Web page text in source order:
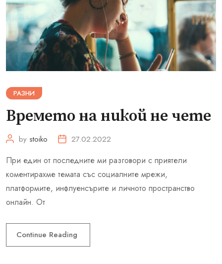
РАЗНИ
Времето на никой не чете
by stoiko 27.02.2022
При един от последните ми разговори с приятели
коментирахме темата със социалните мрежи,
платформите, инфлуенсърите и личното пространство
онлайн. От
Continue Reading